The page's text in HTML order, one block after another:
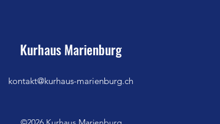
Kurhaus Marienburg
kontakt@kurhaus-marienburg.ch